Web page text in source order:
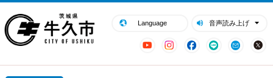
Language 音声読み上げ
YouTubeInstagram
Facebook
LINE Mail
閉じる